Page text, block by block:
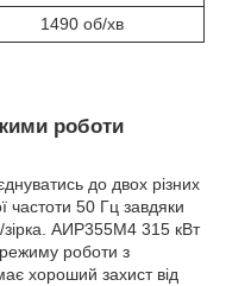
1490 об/хв
роботи
до двох різних
50 Гц завдяки
АИР355М4 315 кВт
роботи з
хороший захист від